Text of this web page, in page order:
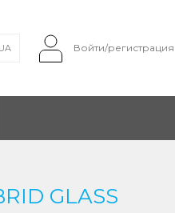
Войти/регистрация
GLASS